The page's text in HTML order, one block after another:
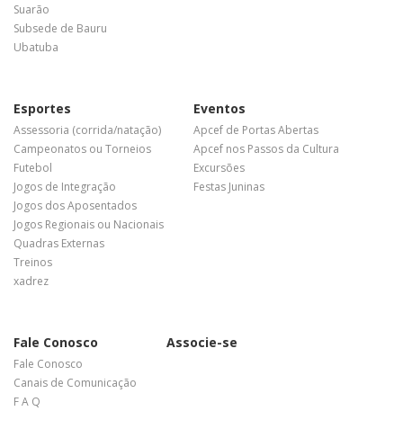
Suarão
Subsede de Bauru
Ubatuba
Esportes
Assessoria (corrida/natação)
Campeonatos ou Torneios
Futebol
Jogos de Integração
Jogos dos Aposentados
Jogos Regionais ou Nacionais
Quadras Externas
Treinos
xadrez
Eventos
Apcef de Portas Abertas
Apcef nos Passos da Cultura
Excursões
Festas Juninas
Fale Conosco
Fale Conosco
Canais de Comunicação
F A Q
Associe-se